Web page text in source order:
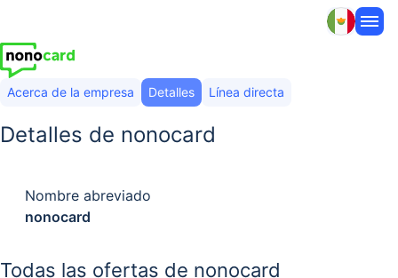
Acerca de la empresa Detalles Línea directa
Detalles de nonocard
Nombre abreviado
nonocard
Todas las ofertas de nonocard